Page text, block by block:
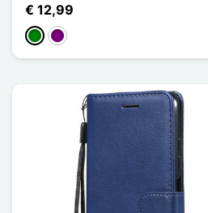
€ 12,99
GroenPurper